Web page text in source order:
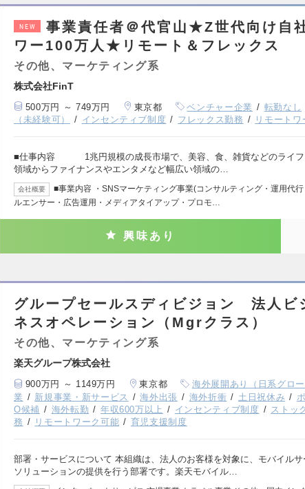
NEW
事業責任者＠代官山★Z世代向け自
ワー100万人★リモート＆フレックス
その他、マーケティング系
株式会社FinT
500万円 ～ 749万円 東京都 ベンチャー企業 転勤なし
（未経験可）
インセンティブ制度 フレックス勤務 リモートワ
■仕事内容 1兆円規模の成長市場で、美容、食、雑貨などのライフ
領域からファイナンスやエンタメなど幅広い領域の…
会社概要
■事業内容 ・SNSマーケティング事業(コンサルティング・運用代
ルエンサー・広告運用・メディアタイアップ・プロモ…
興味あり
グループセールスディビジョン 法人ビ
ネスオペレーション（Mgrクラス）
その他、マーケティング系
楽天グループ株式会社
900万円 ～ 1149万円 東京都 海外展開あり（日系グロー
業
新規事業・新サービス 海外出張 海外折衝 土日祝休み
O候補
海外転勤 年収600万以上 インセンティブ制度 ストッ
務
リモートワーク可能 育児支援制度
部署・サービスについて 本組織は、法人のお客様を対象に、モバイルサ
ソリューションの提供を行う部署です。楽天モバイル…